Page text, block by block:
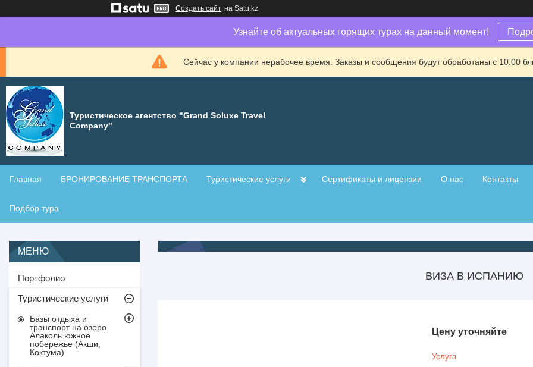
Создать сайт на Satu.kz
Узнайте об актуальных горящих турах на данный момент!
Сейчас у компании нерабочее время. Заказы и сообщения будут обработаны с 10:00
Туристическое агентство "Grand Soluxe Travel
Company"
Главная БРОНИРОВАНИЕ ТРАНСПОРТА Туристические услуги Сертификаты и лицензии О нас Контакты
Подбор тура
ВИЗА В ИСПАНИЮ
Цену уточняйте
Услуга
Портфолио
Туристические услуги
Базы отдыха и
транспорт на озеро
Алаколь южное
побережье (Акши,
Коктума)